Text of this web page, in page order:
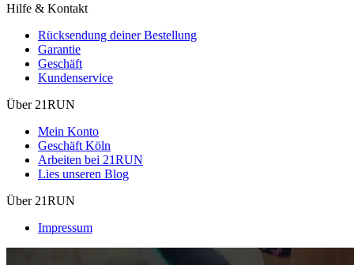
Hilfe & Kontakt
Rücksendung deiner Bestellung
Garantie
Geschäft
Kundenservice
Über 21RUN
Mein Konto
Geschäft Köln
Arbeiten bei 21RUN
Lies unseren Blog
Über 21RUN
Impressum